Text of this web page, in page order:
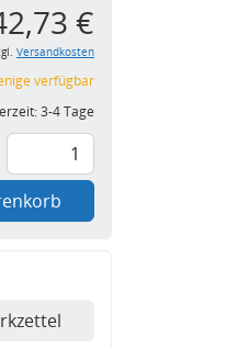
€
Versandkosten
verfügbar
3-4 Tage